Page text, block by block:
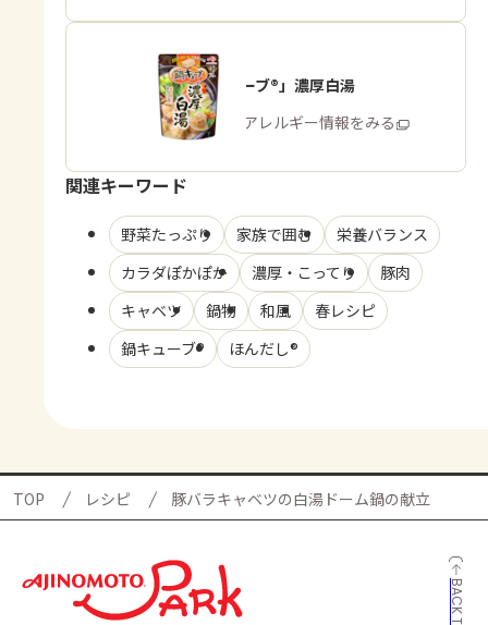
「鍋キューブ®」濃厚白湯
商品・アレルギー情報をみる
関連キーワード
野菜たっぷり 家族で囲む
栄養バランス
カラダぽかぽか
濃厚・こってり
豚肉
キャベツ
鍋物 和風
春レシピ
鍋キューブ®
ほんだし®
TOP レシピ 豚バラキャベツの白湯ドーム鍋の献立